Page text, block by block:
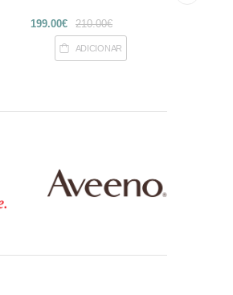
199.00€ 210.00€
ADICIONAR